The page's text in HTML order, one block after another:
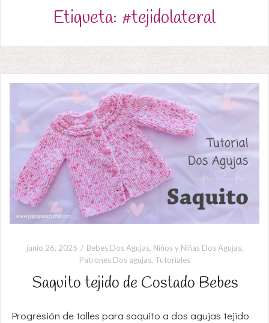
Etiqueta: #tejidolateral
junio 26, 2025 Bebes Dos Agujas, Niños y Niñas Dos Agujas,
Patrones Dos agujas, Tutoriales
Saquito tejido de Costado Bebes
Progresión de talles para saquito a dos agujas tejido